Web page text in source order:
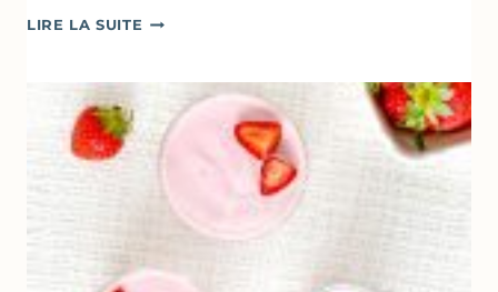
LIRE LA SUITE DESSERTS
POUR
FÊTE
DES